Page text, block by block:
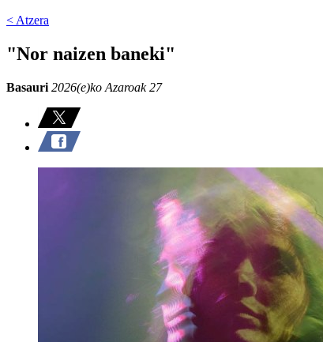
< Atzera
"Nor naizen baneki"
Basauri 2026(e)ko Azaroak 27